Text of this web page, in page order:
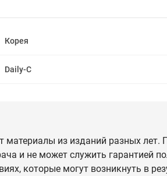
Корея
Daily-C
материалы из изданий разных лет.
и не может служить гарантией
которые могут возникнуть в